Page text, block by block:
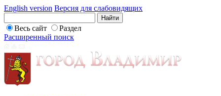
English version Версия для слабовидящих
Весь сайт
Раздел
Расширенный поиск